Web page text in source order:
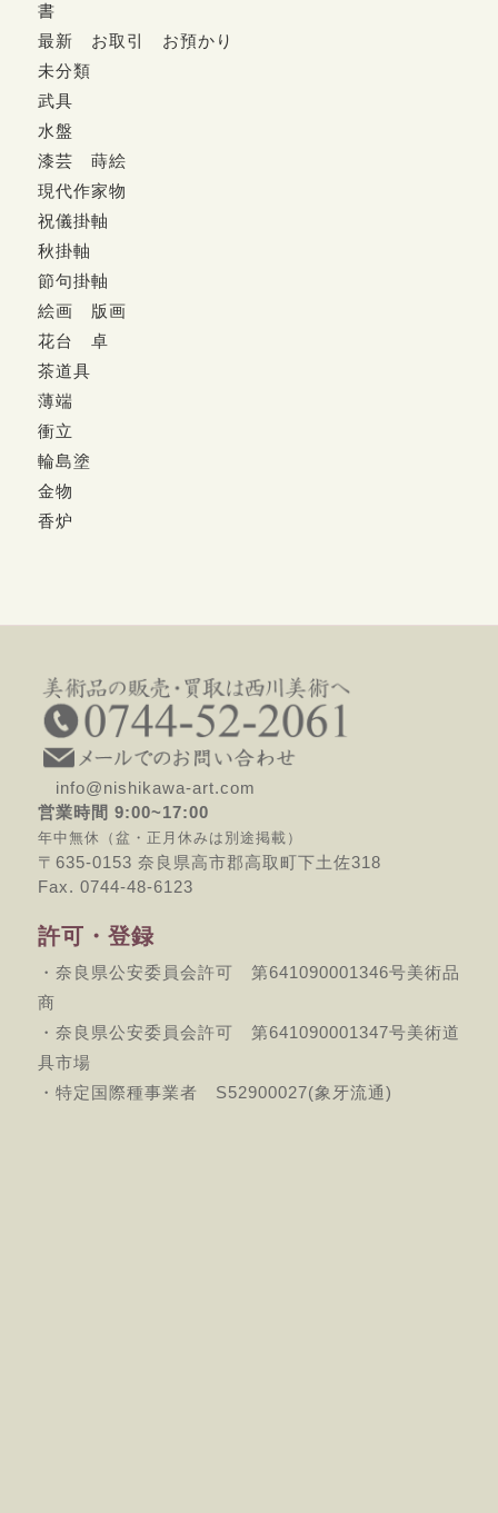
書
最新 お取引 お預かり
未分類
武具
水盤
漆芸 蒔絵
現代作家物
祝儀掛軸
秋掛軸
節句掛軸
絵画 版画
花台 卓
茶道具
薄端
衝立
輪島塗
金物
香炉
info@nishikawa-art.com
営業時間 9:00~17:00
年中無休（盆・正月休みは別途掲載）
〒635-0153 奈良県高市郡高取町下土佐318
Fax. 0744-48-6123
許可・登録
・奈良県公安委員会許可 第641090001346号美術品
商
・奈良県公安委員会許可 第641090001347号美術道
具市場
・特定国際種事業者 S52900027(象牙流通)